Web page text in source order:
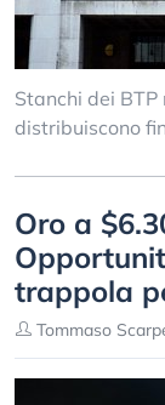
Stanchi dei
distribuiscono
Oro a
trappola
Tommaso